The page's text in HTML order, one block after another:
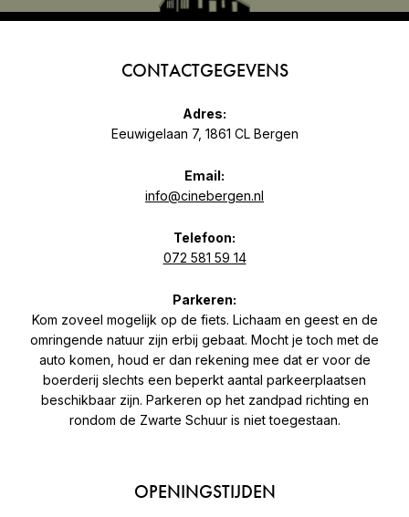
CONTACTGEGEVENS
Adres:
Eeuwigelaan 7, 1861 CL Bergen
Email:
info@cinebergen.nl
Telefoon:
072 581 59 14
Parkeren:
Kom zoveel mogelijk op de fiets. Lichaam en geest en de
omringende natuur zijn erbij gebaat. Mocht je toch met de
auto komen, houd er dan rekening mee dat er voor de
boerderij slechts een beperkt aantal parkeerplaatsen
beschikbaar zijn. Parkeren op het zandpad richting en
rondom de Zwarte Schuur is niet toegestaan.
OPENINGSTIJDEN